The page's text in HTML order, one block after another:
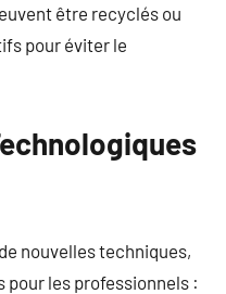
être recyclés ou
pour éviter le
nouvelles techniques,
les professionnels :